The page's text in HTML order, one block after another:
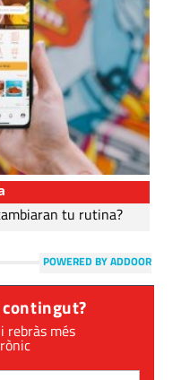
tu rutina?
POWERED BY ADDOOR
més